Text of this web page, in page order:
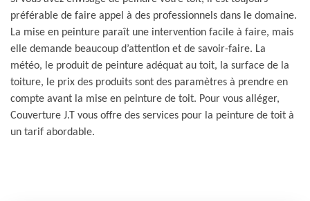
préférable de faire appel à des professionnels dans le domaine.
La mise en peinture paraît une intervention facile à faire, mais
elle demande beaucoup d’attention et de savoir-faire. La
météo, le produit de peinture adéquat au toit, la surface de la
toiture, le prix des produits sont des paramètres à prendre en
compte avant la mise en peinture de toit. Pour vous alléger,
Couverture J.T vous offre des services pour la peinture de toit à
un tarif abordable.